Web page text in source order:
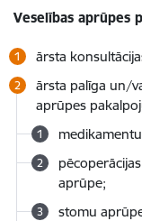
Veselības aprūpes
ārsta
ārsta palīga un/
aprūpes
aprūpe;
stomu